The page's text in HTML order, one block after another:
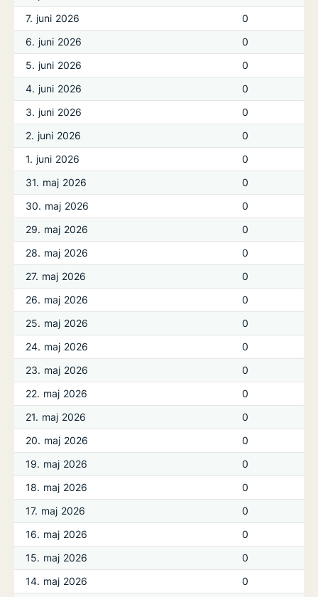
7. juni 2026
0
6. juni 2026
0
5. juni 2026
0
4. juni 2026
0
3. juni 2026
0
2. juni 2026
0
1. juni 2026
0
31. maj 2026
0
30. maj 2026
0
29. maj 2026
0
28. maj 2026
0
27. maj 2026
0
26. maj 2026
0
25. maj 2026
0
24. maj 2026
0
23. maj 2026
0
22. maj 2026
0
21. maj 2026
0
20. maj 2026
0
19. maj 2026
0
18. maj 2026
0
17. maj 2026
0
16. maj 2026
0
15. maj 2026
0
14. maj 2026
0